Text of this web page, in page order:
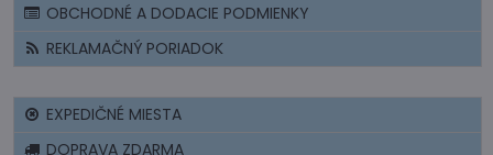
OBCHODNÉ A DODACIE PODMIENKY
REKLAMAČNÝ PORIADOK
EXPEDIČNÉ MIESTA
DOPRAVA ZDARMA